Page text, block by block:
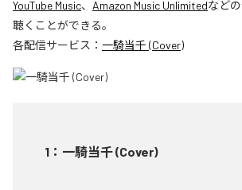
YouTube Music、 Amazon Music Unlimitedなど
聴くことができる。
各配信サービス： 一騎当千 (Cover)
1 ： 一騎当千 (Cover)